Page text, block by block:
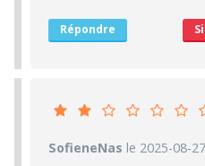
Répondre
SofieneNas le 2025-08-27